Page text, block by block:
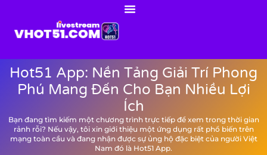
Hot51 App: Nền Tảng Giải Trí Phong
Phú Mang Đến Cho Bạn Nhiều Lợi
Ích
Bạn đang tìm kiếm một chương trình trực tiếp để xem trong thời gian
rảnh rỗi? Nếu vậy, tôi xin giới thiệu một ứng dụng rất phổ biến trên
mạng toàn cầu và đang nhận được sự ủng hộ đặc biệt của người Việt
Nam đó là Hot51 App.